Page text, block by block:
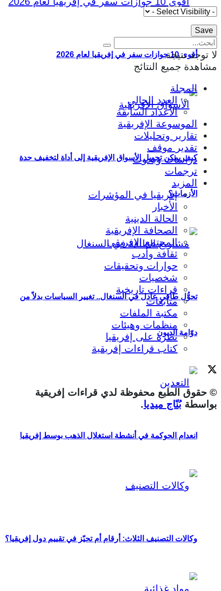
أقوى 10 جوازات سفر في إفريقيا لعام 2026
كيف يمكن تحويل الأسواق الإفريقية إلى أداة لتخفيف حدة
الأزمات؟
تحوُّل طاقي عادل في السنغال.. تغيير السياسات بدلاً من
دوّامة الديون
انعدام الحوكمة في أنشطة استغلال الذهب بوسط إفريقيا
وكالات التصنيف الثلاث: أرقام أم تحيّز في تقييم دول إفريقيا؟
لا توجد نتيجة
مشاهدة جميع النتائج
المجلة
العدد الحالي
الأعداد السابقة
الموسوعة الإفريقية
تقارير وتحليلات
تقدير موقف
دراسات وبحوث
ترجمات
المزيد
إفريقيا في المؤشرات
الأخبار
الحالة الدينية
الصحافة الإفريقية
المجتمع الإفريقي
ثقافة وأدب
حوارات وتحقيقات
شخصيات
قراءات تاريخية
متابعات
مكتبة الملفات
منظمات وهيئات
نظرة على إفريقيا
كتاب قراءات إفريقية
© حقوق الطبع محفوظة لدي قراءات إفريقية
بواسطةبُنّاج ميديا.